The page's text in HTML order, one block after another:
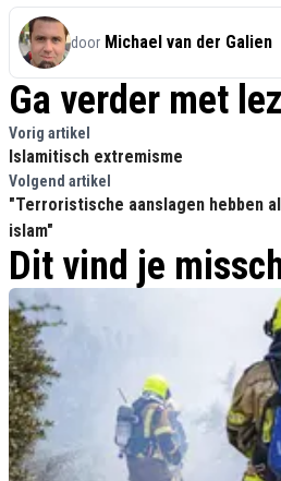
door Michael van der Galien
Ga verder met
Vorig artikel
Islamitisch extremisme
Volgend artikel
"Terroristische aanslagen hebben
islam"
Dit vind je